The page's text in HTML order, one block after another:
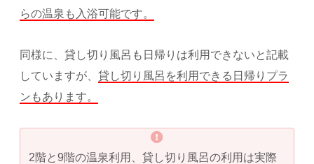
らの温泉も入浴可能です。
同様に、貸し切り風呂も日帰りは利用できないと記載
していますが、貸し切り風呂を利用できる日帰りプラ
ンもあります。
2階と9階の温泉利用、貸し切り風呂の利用は実際